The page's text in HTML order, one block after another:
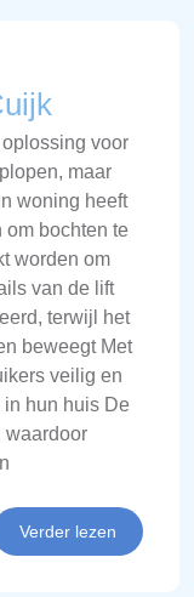
voor
maar
woning heeft
om bochten te
worden om
van de lift
terwijl het
beweegt Met
veilig en
hun huis De
waardoor
Verder lezen